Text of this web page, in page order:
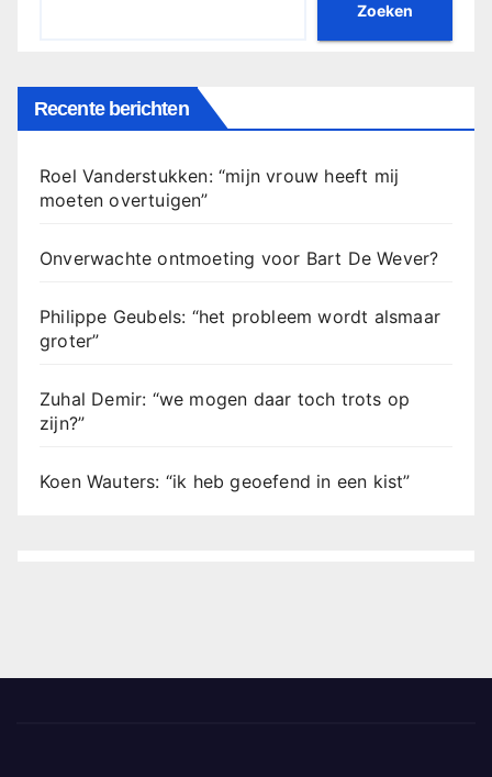
Zoeken
Recente berichten
Roel Vanderstukken: “mijn vrouw heeft mij
moeten overtuigen”
Onverwachte ontmoeting voor Bart De Wever?
Philippe Geubels: “het probleem wordt alsmaar
groter”
Zuhal Demir: “we mogen daar toch trots op
zijn?”
Koen Wauters: “ik heb geoefend in een kist”